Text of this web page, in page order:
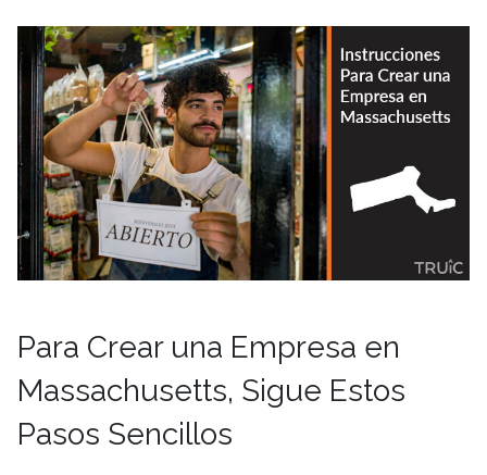
Para Crear una Empresa en
Massachusetts, Sigue Estos
Pasos Sencillos